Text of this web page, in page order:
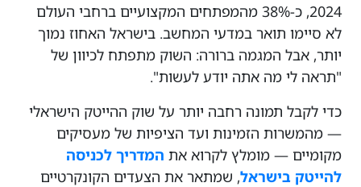
2024, כ-38% מהמפתחים המקצועיים ברחבי העולם
לא סיימו תואר במדעי המחשב. בישראל האחוז נמוך
יותר, אבל המגמה ברורה: השוק מתפתח לכיוון של
"תראה לי מה אתה יודע לעשות".
כדי לקבל תמונה רחבה יותר על שוק ההייטק הישראלי
— מהמשרות הזמינות ועד הציפיות של מעסיקים
מקומיים — מומלץ לקרוא את המדריך לכניסה
להייטק בישראל, שמתאר את הצעדים הקונקרטיים